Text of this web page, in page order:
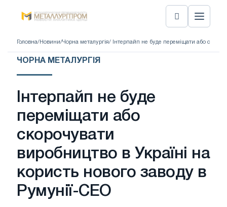
Головна/ Новини/Чорна металургія/ Інтерпайп не буде переміщати або
ЧОРНА МЕТАЛУРГІЯ
Інтерпайп не буде
переміщати або
скорочувати
виробництво в Україні на
користь нового заводу в
Румунії-СЕО